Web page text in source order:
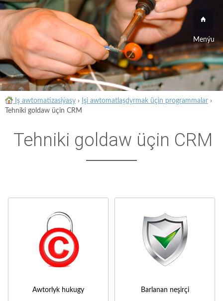
Menýu
Iş awtomatizasiýasy › Işi awtomatlaşdyrmak üçin programmalar ›
Tehniki goldaw üçin CRM
Tehniki goldaw üçin CRM
Awtorlyk hukugy Barlanan neşirçi